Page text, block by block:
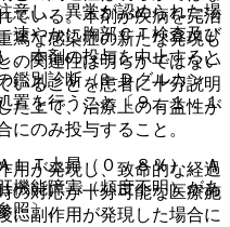
ている。本剤が疾病を完治
篤な感染症の新たな発現も
の関連性は明らかではない
いることを患者に十分説明
た上で、治療上の有益性が
にのみ投与すること。
用が発現し、致命的な経過
の対応が十分可能な医療施
に副作用が発現した場合に
意し、異常が認められた場
速やかに胸部ＣＴ検査及び
、本剤の投与を中止すると
鑑別診断（β−Ｄグルカン
置を行うこと〔９．１．１
Ｔ上昇（０．８％）、Ａ
機能障害（頻度不明）があ
照〕。